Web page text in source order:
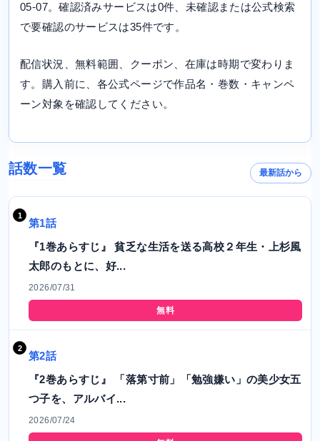
05-07。確認済みサービスは0件、未確認または公式検索
で要確認のサービスは35件です。
配信状況、無料範囲、クーポン、在庫は時期で変わりま
す。購入前に、各公式ページで作品名・巻数・キャンペ
ーン対象を確認してください。
話数一覧 最新話から
第1話
『1巻あらすじ』 貧乏な生活を送る高校２年生・上杉風
太郎のもとに、好...
2026/07/31
無料
第2話
『2巻あらすじ』 「落第寸前」「勉強嫌い」の美少女五
つ子を、アルバイ...
2026/07/24